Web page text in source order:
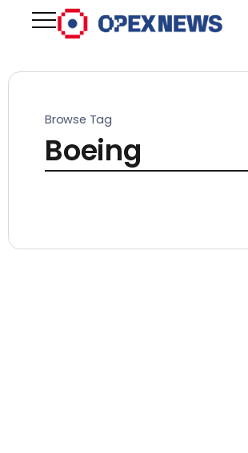
Browse Tag
Boeing